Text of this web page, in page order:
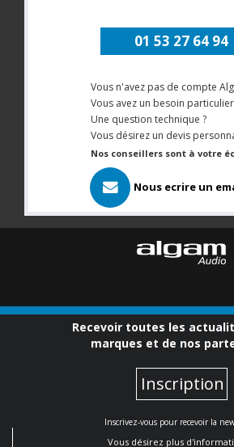
01 53 27 64 94
Vous n'avez pas de compte
Vous avez un besoin particulier
Une question technique ?
Vous désirez un devis
Nos conseillers sont à votre
Nous ecrire un
Recevoir toutes les
marques et de nos
Inscription
Inscrivez-vous pour recevoir la
Vous désirez plus